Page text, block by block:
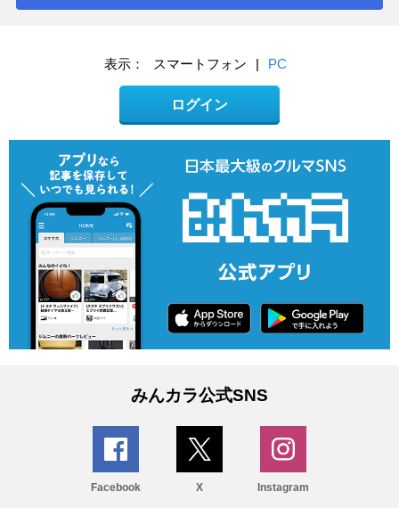
表示： スマートフォン | PC
ログイン
みんカラ公式SNS
Facebook X Instagram